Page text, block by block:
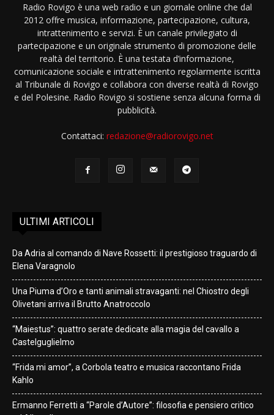
Radio Rovigo è una web radio e un giornale online che dal
2012 offre musica, informazione, partecipazione, cultura,
intrattenimento e servizi. È un canale privilegiato di
partecipazione e un originale strumento di promozione delle
realtà del territorio. È una testata d’informazione,
comunicazione sociale e intrattenimento regolarmente iscritta
al Tribunale di Rovigo e collabora con diverse realtà di Rovigo
e del Polesine. Radio Rovigo si sostiene senza alcuna forma di
pubblicità.
Contattaci: redazione@radiorovigo.net
ULTIMI ARTICOLI
Da Adria al comando di Nave Rossetti: il prestigioso traguardo di
Elena Varagnolo
Una Piuma d’Oro e tanti animali stravaganti: nel Chiostro degli
Olivetani arriva il Brutto Anatroccolo
“Maiestus”: quattro serate dedicate alla magia del cavallo a
Castelguglielmo
“Frida mi amor”, a Corbola teatro e musica raccontano Frida
Kahlo
Ermanno Ferretti a “Parole d’Autore”: filosofia e pensiero critico